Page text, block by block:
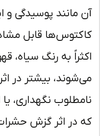
مانند پوسیدگی و
قابل
به رنگ سیاه،
بیشتر در اثر
نگهداری، یا
در اثر گزش حشرات یا